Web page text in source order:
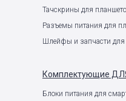
Тачскрины для
Разъемы питания для
Шлейфы и запчасти для
Комплектующие
Блоки питания для